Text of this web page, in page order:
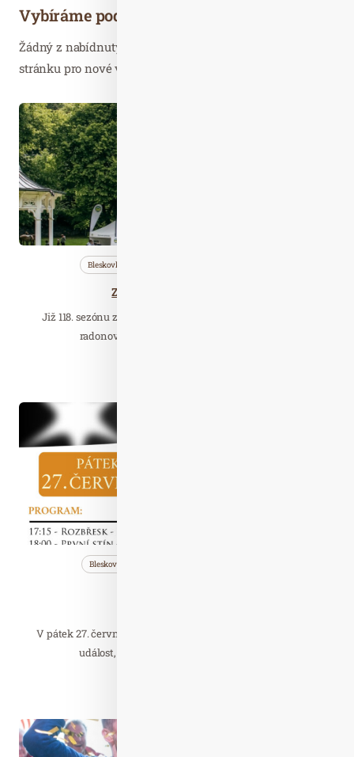
Vybíráme podobné články
Žádný z nabídnutých článků vás nezajímá? Aktualizujte
stránku pro nové výsledky...
Bleskovky
Zahájení lázeňské sezóny
Již 118. sezónu zahájí lázně Jáchymov, které léčí unikátní
radonovou vodou. I letos přichystaly pro…
Bleskovky
V pátek 27. června se v Saunovém ráji odehraje mimořádná
událost, která potěší všechny milovníky…